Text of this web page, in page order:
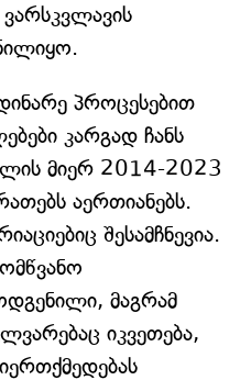
პროცესებით
კარგად ჩანს
მიერ 2014-2023
აერთიანებს.
შესამჩნევია.
მაგრამ
იკვეთება,